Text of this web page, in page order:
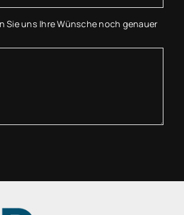
Sie uns Ihre Wünsche noch genauer